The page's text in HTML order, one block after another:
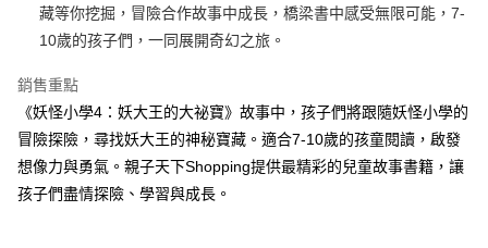
由本公司與您本人進行分期帳單所需資料之確認、核對及更正。
3.完整用戶服務條款，請詳閱以下連結：https://oppay.tw/userRule
是否繳費成功／繳費後需取消欲退款等相關疑問，請聯繫「AFTEE先享後付
１．透過由恩沛科技股份有限公司提供之「AFTEE先享後付」服務完成之交
易，需依本服務之必要範圍內提供個人資料，並將交易相關給付款項請求債
２．關於個人資料處理事宜，請瀏覽以下網址：
https://aftee.tw/terms/#terms3
３．未成年的使用者請事先徵得法定代理人或監護人之同意方可使用
「AFTEE先享後付」，若未經同意申辦者引起之損失，本公司不負相關責
每筆NT$200
藏等你挖掘，冒險合作故事中成長，橋梁書中感受無限可能，7-
10歲的孩子們，一同展開奇幻之旅。
銷售重點
《妖怪小學4：妖大王的大祕寶》故事中，孩子們將跟隨妖怪小學的
冒險探險，尋找妖大王的神秘寶藏。適合7-10歲的孩童閱讀，啟發
想像力與勇氣。親子天下Shopping提供最精彩的兒童故事書籍，讓
孩子們盡情探險、學習與成長。